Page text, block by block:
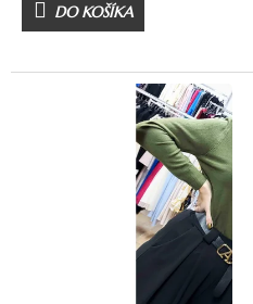
DO KOŠÍKA